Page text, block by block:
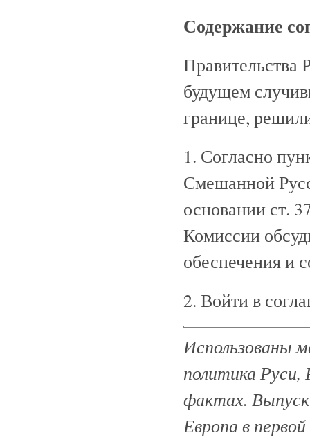
Содержание
будущем
границе,
1. Согласно
Смешанной
основании ст.
Комиссии
обеспечения и
2. Войти в
Использованы
политика
фактах.
Европа в